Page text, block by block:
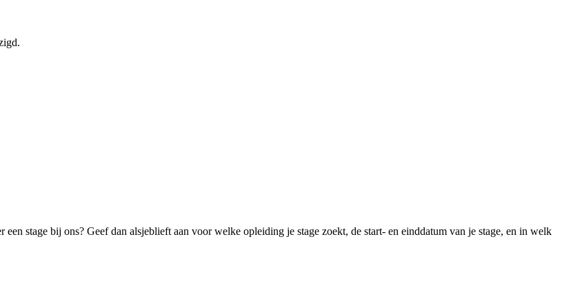
stage bij ons? Geef dan alsjeblieft aan voor welke opleiding je stage zoekt, de start- en einddatum van je stage, en in welk